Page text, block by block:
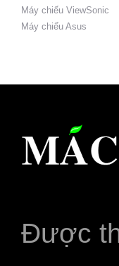
Máy chiếu ViewSonic
Máy chiếu Asus
Được